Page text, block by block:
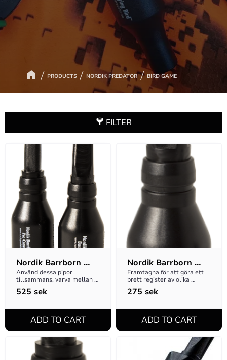
PRODUCTS NORDIK PREDATOR BIRD GAME
FILTER
Nordik Barrborn
Crow 2-pack
Använd dessa pipor
tillsammans, varva mellan
dem för att skapa duon av
läten!
525 sek
Nordik Barrborn
Basic Crow
Framtagna för att göra ett
brett register av olika
lockljud för kråkfågel! Lätt
och smidigt format!
275 sek